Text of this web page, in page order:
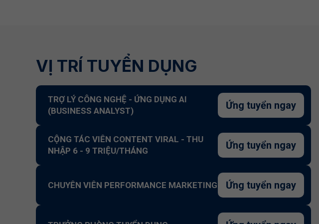
VỊ TRÍ TUYỂN DỤNG
TRỢ LÝ CÔNG NGHỆ - ỨNG DỤNG AI
(BUSINESS ANALYST)
Ứng tuyển ngay
CỘNG TÁC VIÊN CONTENT VIRAL - THU
NHẬP 6 - 9 TRIỆU/THÁNG
Ứng tuyển ngay
CHUYÊN VIÊN PERFORMANCE MARKETING Ứng tuyển ngay